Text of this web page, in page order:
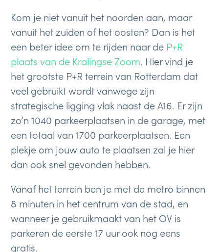
Kom je niet vanuit het noorden aan, maar
vanuit het zuiden of het oosten? Dan is het
een beter idee om te rijden naar de P+R
plaats van de Kralingse Zoom. Hier vind je
het grootste P+R terrein van Rotterdam dat
veel gebruikt wordt vanwege zijn
strategische ligging vlak naast de A16. Er zijn
zo’n 1040 parkeerplaatsen in de garage, met
een totaal van 1700 parkeerplaatsen. Een
plekje om jouw auto te plaatsen zal je hier
dan ook snel gevonden hebben.
Vanaf het terrein ben je met de metro binnen
8 minuten in het centrum van de stad, en
wanneer je gebruikmaakt van het OV is
parkeren de eerste 17 uur ook nog eens
gratis.